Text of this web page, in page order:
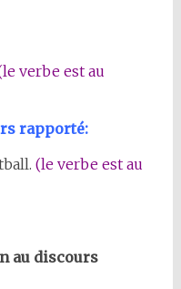
verbe est au
rapporté:
(le verbe est au
au discours